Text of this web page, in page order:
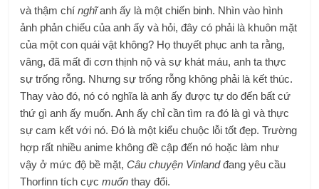
và thậm chínghĩanh ấy là một chiến binh. Nhìn vào hình
ảnh phản chiếu của anh ấy và hỏi, đây có phải là khuôn mặt
của một con quái vật không? Họ thuyết phục anh ta rằng,
vâng, đã mất đi cơn thịnh nộ và sự khát máu, anh ta thực
sự trống rỗng. Nhưng sự trống rỗng không phải là kết thúc.
Thay vào đó, nó có nghĩa là anh ấy được tự do đến bất cứ
thứ gì anh ấy muốn. Anh ấy chỉ cần tìm ra đó là gì và thực
sự cam kết với nó. Đó là một kiểu chuộc lỗi tốt đẹp. Trường
hợp rất nhiều anime không đề cập đến nó hoặc làm như
vậy ở mức độ bề mặt,Câu chuyện Vinlandđang yêu cầu
Thorfinn tích cựcmuốn thay đổi.